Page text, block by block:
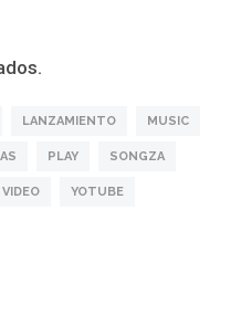
LANZAMIENTO MUSIC
PLAY SONGZA
VIDEO YOTUBE